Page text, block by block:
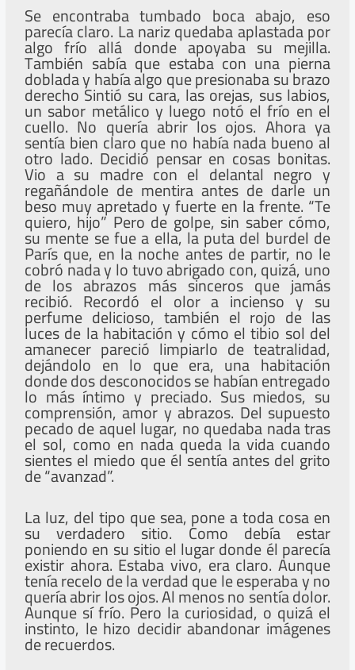
Se encontraba tumbado boca abajo, eso
parecía claro. La nariz quedaba aplastada por
algo frío allá donde apoyaba su mejilla.
También sabía que estaba con una pierna
doblada y había algo que presionaba su brazo
derecho Sintió su cara, las orejas, sus labios,
un sabor metálico y luego notó el frío en el
cuello. No quería abrir los ojos. Ahora ya
sentía bien claro que no había nada bueno al
otro lado. Decidió pensar en cosas bonitas.
Vio a su madre con el delantal negro y
regañándole de mentira antes de darle un
beso muy apretado y fuerte en la frente. “Te
quiero, hijo” Pero de golpe, sin saber cómo,
su mente se fue a ella, la puta del burdel de
París que, en la noche antes de partir, no le
cobró nada y lo tuvo abrigado con, quizá, uno
de los abrazos más sinceros que jamás
recibió. Recordó el olor a incienso y su
perfume delicioso, también el rojo de las
luces de la habitación y cómo el tibio sol del
amanecer pareció limpiarlo de teatralidad,
dejándolo en lo que era, una habitación
donde dos desconocidos se habían entregado
lo más íntimo y preciado. Sus miedos, su
comprensión, amor y abrazos. Del supuesto
pecado de aquel lugar, no quedaba nada tras
el sol, como en nada queda la vida cuando
sientes el miedo que él sentía antes del grito
de “avanzad”.
La luz, del tipo que sea, pone a toda cosa en
su verdadero sitio. Como debía estar
poniendo en su sitio el lugar donde él parecía
existir ahora. Estaba vivo, era claro. Aunque
tenía recelo de la verdad que le esperaba y no
quería abrir los ojos. Al menos no sentía dolor.
Aunque sí frío. Pero la curiosidad, o quizá el
instinto, le hizo decidir abandonar imágenes
de recuerdos.